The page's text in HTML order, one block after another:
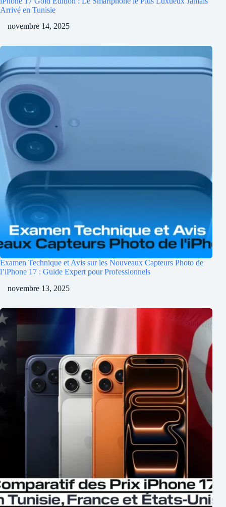
Arrivé en Tunisie
novembre 14, 2025
Examen Technique et Avis sur les Nouveaux Capteurs Photo de
l’iPhone 17 : Guide Expert pour Professionnels
novembre 13, 2025